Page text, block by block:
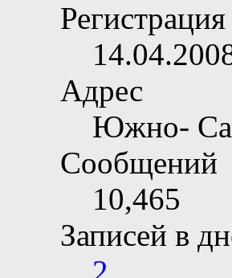
Регистрация
Адрес
Южно-
Сообщений
10,465
Записей в